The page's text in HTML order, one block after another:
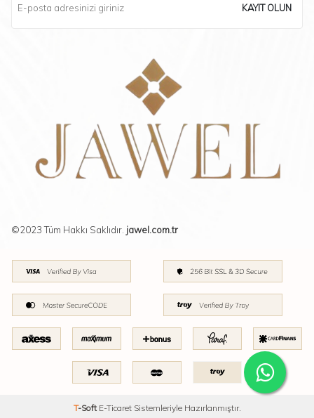
KAYIT OLUN
©2023 Tüm Hakkı Saklıdır. jawel.com.tr
T-Soft E-TicaretSistemleriyle Hazırlanmıştır.